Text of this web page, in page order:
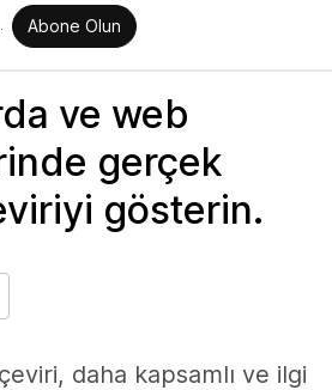
Abone Olun
ve web
gerçek
gösterin.
daha kapsamlı ve ilgi